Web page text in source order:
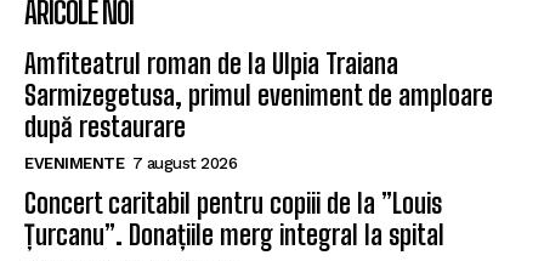
ARICOLE NOI
Amfiteatrul roman de la Ulpia Traiana
Sarmizegetusa, primul eveniment de amploare
după restaurare
EVENIMENTE 7 august 2026
Concert caritabil pentru copiii de la ”Louis
Țurcanu”. Donațiile merg integral la spital